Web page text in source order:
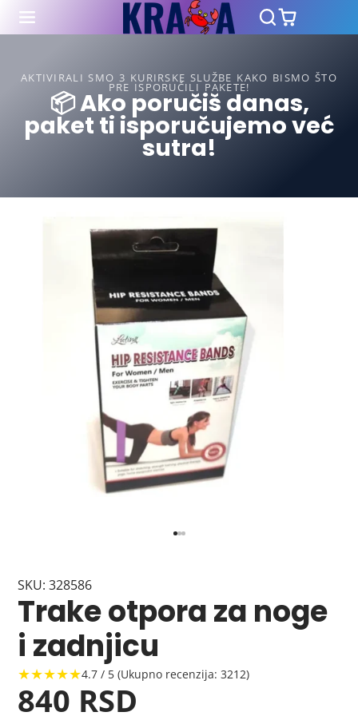
AKTIVIRALI SMO 3 KURIRSKE SLUŽBE KAKO BISMO ŠTO
PRE ISPORUČILI PAKETE!
📦 Ako poručiš danas,
paket ti isporučujemo već
sutra!
SKU: 328586
Trake otpora za noge
i zadnjicu
★★★★★4.7 / 5 (Ukupno recenzija: 3212)
840 RSD